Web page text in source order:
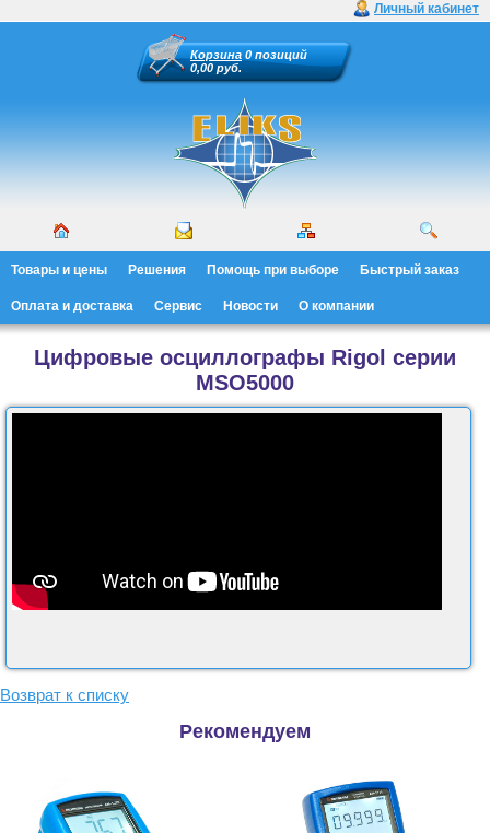
Личный кабинет
Корзина 0 позиций
0,00 руб.
Товары и цены Решения Помощь при выборе Быстрый заказ
Оплата и доставка Сервис Новости О компании
Цифровые осциллографы Rigol серии
MSO5000
Возврат к списку
Рекомендуем